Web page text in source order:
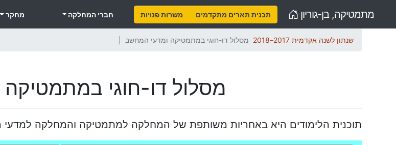
מתמטיקה, בן-גוריון Home משרות פנויות תכנית תארים מתקדמים חברי המחלקה מחקר
שנתון לשנה אקדמית 2017–2018 מסלול דו-חוגי במתמטיקה ומדעי המחשב
מסלול דו-חוגי
תוכנית הלימודים היא באחריות משותפת של המחלקה למתמטיקה והמחלקה